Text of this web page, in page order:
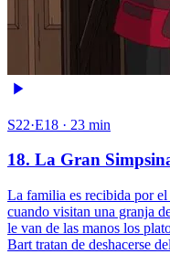
S22·E18 · 23 min
18. La Gran
La familia es recibida por
cuando visitan una granja
le van de las manos los
Bart tratan de deshacerse